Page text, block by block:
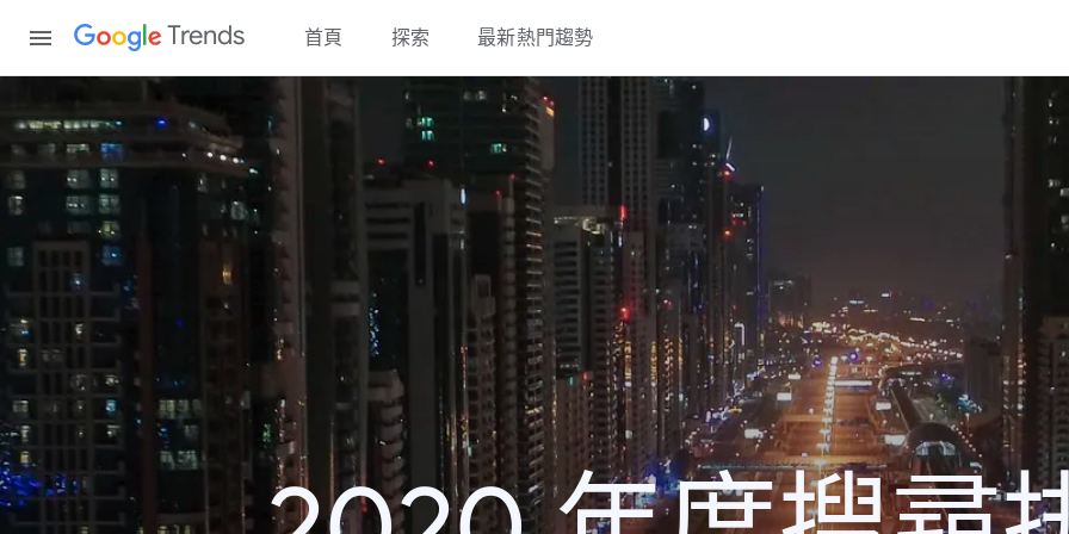
Trends 首頁 探索 最新熱門趨勢